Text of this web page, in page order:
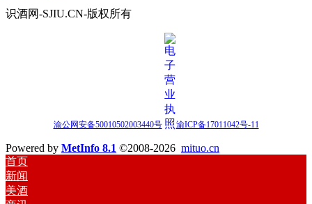
识酒网-SJIU.CN-版权所有
渝公网安备50010502003440号 渝ICP备17011042号-11
Powered by MetInfo 8.1 ©2008-2026 mituo.cn
首页
新闻
美酒